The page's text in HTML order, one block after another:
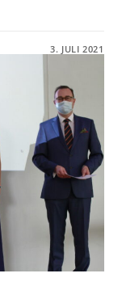
3. JULI 2021